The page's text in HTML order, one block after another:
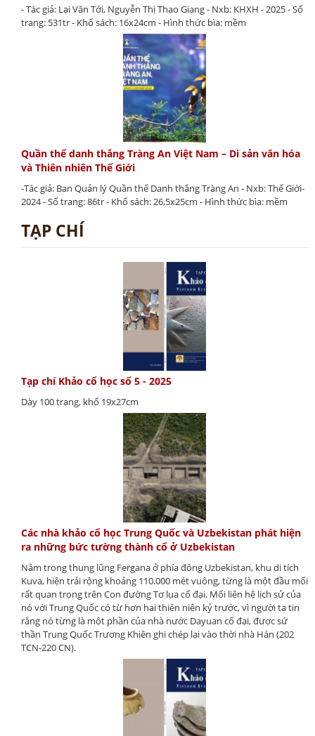
- Tác giả: Lại Văn Tới, Nguyễn Thị Thao Giang - Nxb: KHXH - 2025 - Số
trang: 531tr - Khổ sách: 16x24cm - Hình thức bìa: mềm
Quần thể danh thắng Tràng An Việt Nam – Di sản văn hóa
và Thiên nhiên Thế Giới
-Tác giả: Ban Quản lý Quần thể Danh thắng Tràng An - Nxb: Thế Giới-
2024 - Số trang: 86tr - Khổ sách: 26,5x25cm - Hình thức bìa: mềm
TẠP CHÍ
Tạp chí Khảo cổ học số 5 - 2025
Dày 100 trang, khổ 19x27cm
Các nhà khảo cổ học Trung Quốc và Uzbekistan phát hiện
ra những bức tường thành cổ ở Uzbekistan
Nằm trong thung lũng Fergana ở phía đông Uzbekistan, khu di tích
Kuva, hiện trải rộng khoảng 110.000 mét vuông, từng là một đầu mối
rất quan trọng trên Con đường Tơ lụa cổ đại. Mối liên hệ lịch sử của
nó với Trung Quốc có từ hơn hai thiên niên kỷ trước, vì người ta tin
rằng nó từng là một phần của nhà nước Dayuan cổ đại, được sứ
thần Trung Quốc Trương Khiên ghi chép lại vào thời nhà Hán (202
TCN-220 CN).